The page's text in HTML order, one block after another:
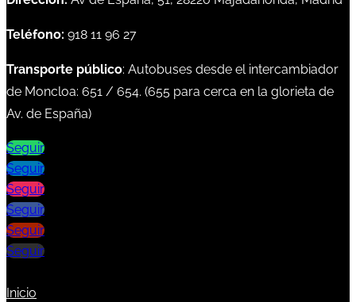
Teléfono: 918 11 96 27
Transporte público: Autobuses desde el intercambiador
de Moncloa: 651 / 654. (655 para cerca en la glorieta de
Av. de España)
Seguir
Seguir
Seguir
Seguir
Seguir
Seguir
Inicio